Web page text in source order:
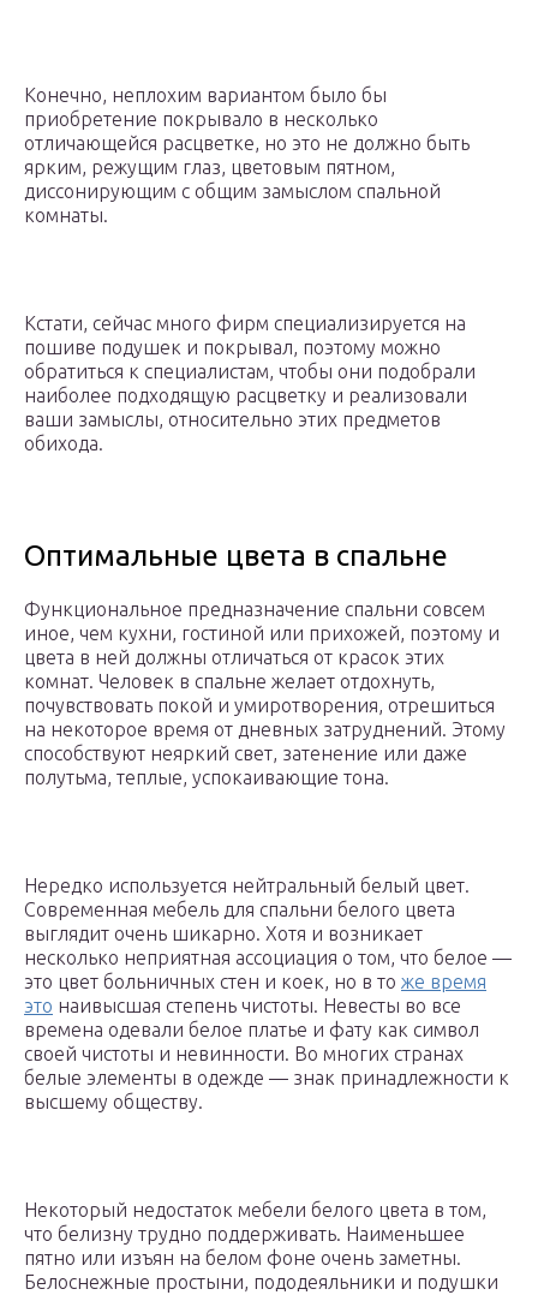
Конечно, неплохим вариантом было бы
приобретение покрывало в несколько
отличающейся расцветке, но это не должно быть
ярким, режущим глаз, цветовым пятном,
диссонирующим с общим замыслом спальной
комнаты.
Кстати, сейчас много фирм специализируется на
пошиве подушек и покрывал, поэтому можно
обратиться к специалистам, чтобы они подобрали
наиболее подходящую расцветку и реализовали
ваши замыслы, относительно этих предметов
обихода.
Оптимальные цвета в спальне
Функциональное предназначение спальни совсем
иное, чем кухни, гостиной или прихожей, поэтому и
цвета в ней должны отличаться от красок этих
комнат. Человек в спальне желает отдохнуть,
почувствовать покой и умиротворения, отрешиться
на некоторое время от дневных затруднений. Этому
способствуют неяркий свет, затенение или даже
полутьма, теплые, успокаивающие тона.
Нередко используется нейтральный белый цвет.
Современная мебель для спальни белого цвета
выглядит очень шикарно. Хотя и возникает
несколько неприятная ассоциация о том, что белое —
это цвет больничных стен и коек, но в то же время
это наивысшая степень чистоты. Невесты во все
времена одевали белое платье и фату как символ
своей чистоты и невинности. Во многих странах
белые элементы в одежде — знак принадлежности к
высшему обществу.
Некоторый недостаток мебели белого цвета в том,
что белизну трудно поддерживать. Наименьшее
пятно или изъян на белом фоне очень заметны.
Белоснежные простыни, пододеяльники и подушки